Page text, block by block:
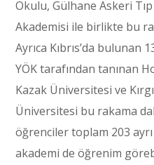
Okulu, Gülhane Askeri
Akademisi ile birlikte bu
Ayrıca Kıbrıs’da
YÖK tarafından tanınan
Kazak Üniversitesi ve
Üniversitesi bu rakama
öğrenciler toplam 203
akademi de öğrenim